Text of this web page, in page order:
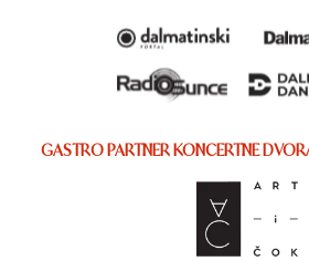
GASTRO PARTNER KONCERTNE